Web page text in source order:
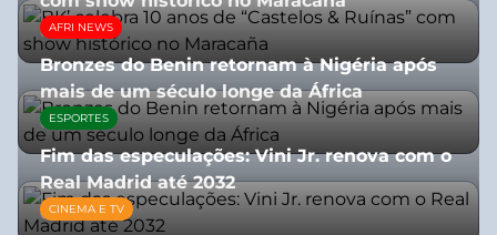
06/08/2026
AFRI NEWS
Bronzes do Benin retornam à Nigéria após
mais de um século longe da África
08/07/2026
ESPORTES
Fim das especulações: Vini Jr. renova com o
Real Madrid até 2032
06/08/2026
CINEMA E TV